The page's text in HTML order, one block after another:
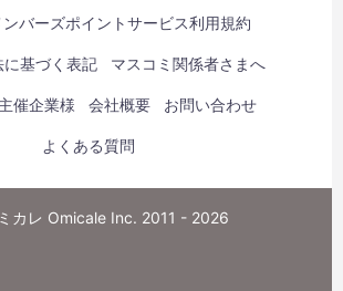
バーズポイントサービス利用規約
基づく表記 マスコミ関係者さまへ
催企業様 会社概要 お問い合わせ
よくある質問
カレ Omicale Inc. 2011 - 2026